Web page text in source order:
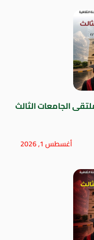
الجامعات الثالث
أغسطس 1, 2026